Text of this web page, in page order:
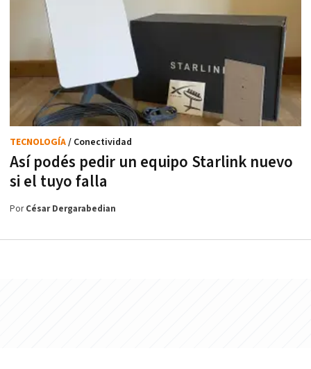
Así podés pedir un equipo Starlink nuevo
si el tuyo falla
TECNOLOGÍA/ Conectividad
PorCésar Dergarabedian